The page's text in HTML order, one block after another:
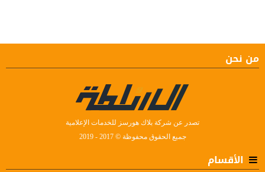
من نحن
تصدر عن شركة بلاك هورسز للخدمات الإعلامية
جميع الحقوق محفوظة © 2017 - 2019
الأقسام